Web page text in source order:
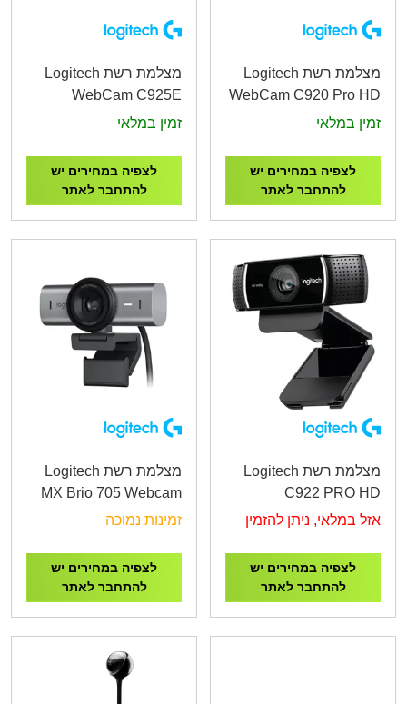
מצלמת רשת Logitech
WebCam C920 Pro HD
WEBCAM
זמין במלאי
לצפיה במחירים יש
להתחבר לאתר
מצלמת רשת Logitech
WebCam C925E
BUSINESS WEBCAM
זמין במלאי
לצפיה במחירים יש
להתחבר לאתר
מצלמת רשת Logitech
C922 PRO HD
STREAM WEBCAM
אזל במלאי, ניתן להזמין
לצפיה במחירים יש
להתחבר לאתר
מצלמת רשת Logitech
MX Brio 705 Webcam
for Business
זמינות נמוכה
לצפיה במחירים יש
להתחבר לאתר